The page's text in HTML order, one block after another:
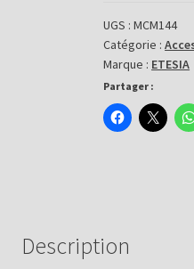
coupe
mulching
-
réf.MCM144
UGS :MCM144
Catégorie :
Marque : ETESIA
Partager :
Description